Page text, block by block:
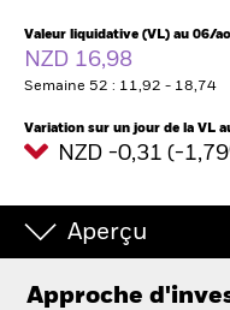
France
Change location
Aladdin
Notre société
Valeur liquidative (VL) au 06/
NZD 16,98
Semaine 52 : 11,92 - 18,74
Variation sur un jour de la VL
NZD -0,31 (-
Aperçu
Approche